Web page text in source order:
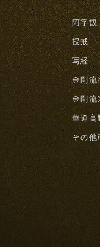
阿字観
授戒
写経
金剛流
金剛流
華道高
その他